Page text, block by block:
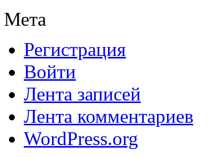
Мета
Регистрация
Войти
Лента записей
Лента комментариев
WordPress.org